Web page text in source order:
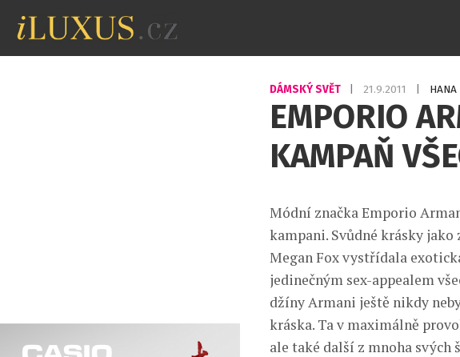
DÁMSKÝ SVĚT 21.9.2011 HANA
EMPORIO
KAMPAŇ
Módní značka Emporio
kampani. Svůdné krásky jako
Megan Fox vystřídala
jedinečným sex-appealem
džíny Armani ještě nikdy
kráska. Ta v maximálně
ale také další z mnoha svých